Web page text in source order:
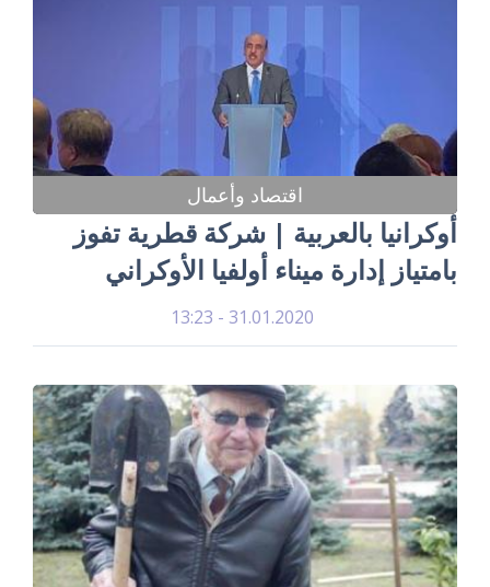
اقتصاد وأعمال
أوكرانيا بالعربية | شركة قطرية تفوز
بامتياز إدارة ميناء أولفيا الأوكراني
31.01.2020 - 13:23